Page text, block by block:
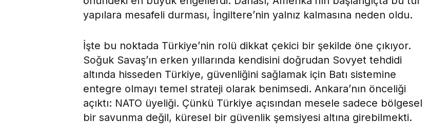
yapılara mesafeli durması, İngiltere’nin yalnız kalmasına neden oldu.
İşte bu noktada Türkiye’nin rolü dikkat çekici bir şekilde öne çıkıyor.
Soğuk Savaş’ın erken yıllarında kendisini doğrudan Sovyet tehdidi
altında hisseden Türkiye, güvenliğini sağlamak için Batı sistemine
entegre olmayı temel strateji olarak benimsedi. Ankara’nın önceliği
açıktı: NATO üyeliği. Çünkü Türkiye açısından mesele sadece bölgesel
bir savunma değil, küresel bir güvenlik şemsiyesi altına girebilmekti.